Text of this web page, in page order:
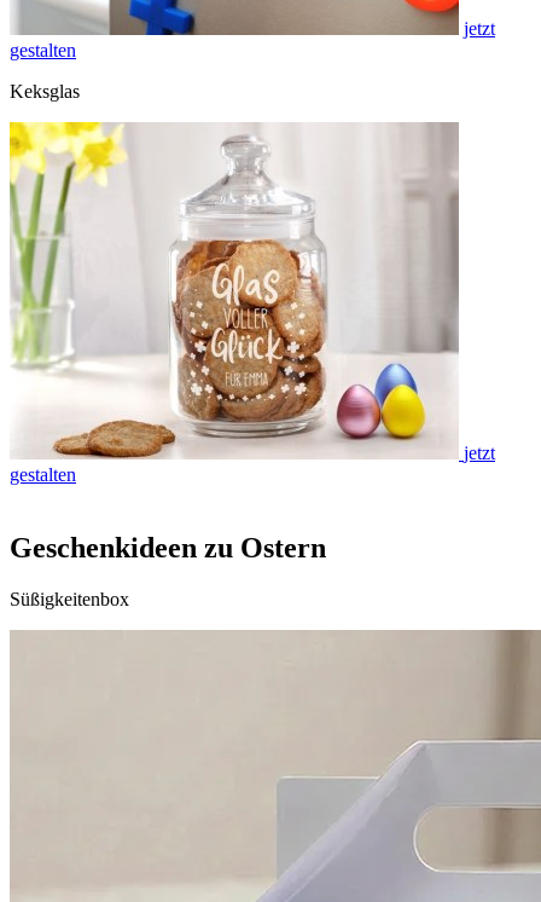
jetzt
gestalten
Keksglas
jetzt
gestalten
Geschenkideen zu Ostern
Süßigkeitenbox